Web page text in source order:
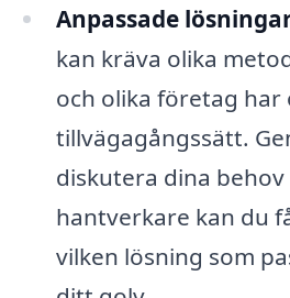
Anpassade
kan kräva olika
och olika företag har
tillvägagångssätt.
diskutera dina
hantverkare kan du
vilken lösning som